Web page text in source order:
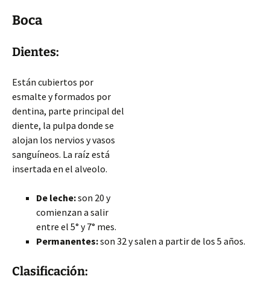
Boca
Dientes:
Están cubiertos por
esmalte y formados por
dentina, parte principal del
diente, la pulpa donde se
alojan los nervios y vasos
sanguíneos. La raíz está
insertada en el alveolo.
De leche:son 20 y
comienzan a salir
entre el 5° y 7° mes.
Permanentes:son 32 y salen a partir de los 5 años.
Clasificación: